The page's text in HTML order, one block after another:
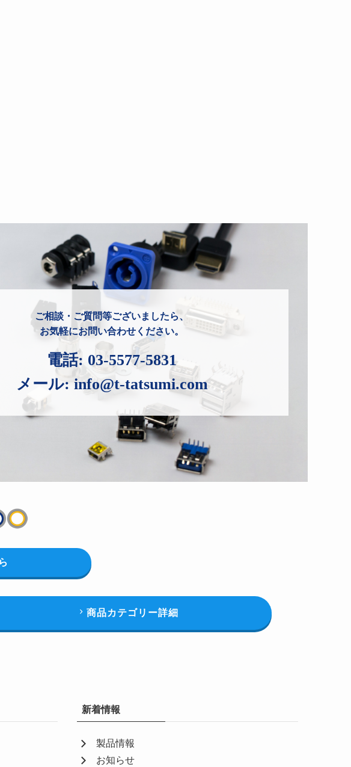
ご相談・ご質問等ございましたら、
お気軽にお問い合わせください。
電話: 03-5577-5831
メール:info@t-tatsumi.com
商品カテゴリー詳細
新着情報
製品情報
お知らせ